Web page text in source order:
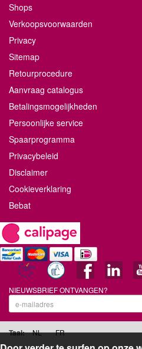
Shops
Verkoopsvoorwaarden
Privacy
Sitemap
Retourprocedure
Aanvraag catalogus
Betalingsmogelijkheden
Persoonlijke service
Spaarprogramma
Privacybeleid
Disclaimer
Cookieverklaring
Bebat
NIEUWSBRIEF ONTVANGEN?
Taal: NL FR